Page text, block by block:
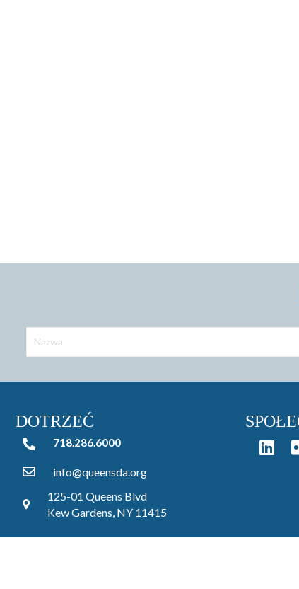
DOTRZEĆ
718.286.6000
718.286.6000
info@queensda.org
125-01 Queens Blvd
Kew Gardens, NY 11415